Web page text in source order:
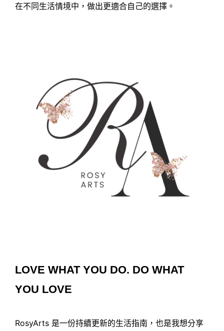
在不同生活情境中，做出更適合自己的選擇。
LOVE WHAT YOU DO. DO WHAT
YOU LOVE
RosyArts 是一份持續更新的生活指南，也是我想分享